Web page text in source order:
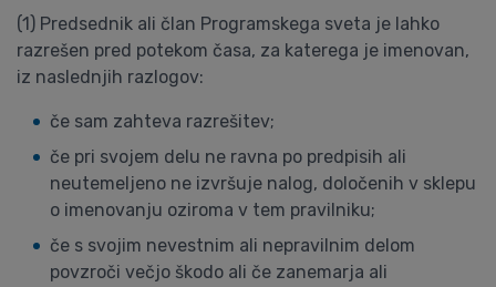
(1) Predsednik ali član Programskega sveta je lahko
razrešen pred potekom časa, za katerega je imenovan,
iz naslednjih razlogov:
če sam zahteva razrešitev;
če pri svojem delu ne ravna po predpisih ali
neutemeljeno ne izvršuje nalog, določenih v sklepu
o imenovanju oziroma v tem pravilniku;
če s svojim nevestnim ali nepravilnim delom
povzroči večjo škodo ali če zanemarja ali